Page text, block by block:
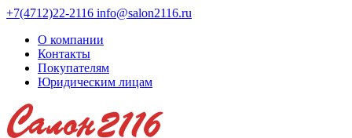
+7(4712)22-2116 info@salon2116.ru
О компании
Контакты
Покупателям
Юридическим лицам